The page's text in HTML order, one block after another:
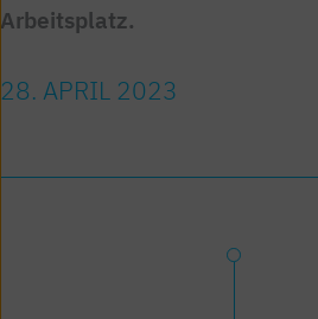
Arbeitsplatz.
28. APRIL 2023